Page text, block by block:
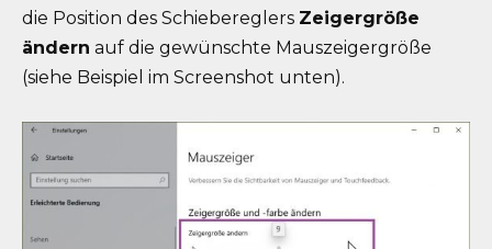
die Position des Schiebereglers Zeigergröße
ändern auf die gewünschte Mauszeigergröße
(siehe Beispiel im Screenshot unten).